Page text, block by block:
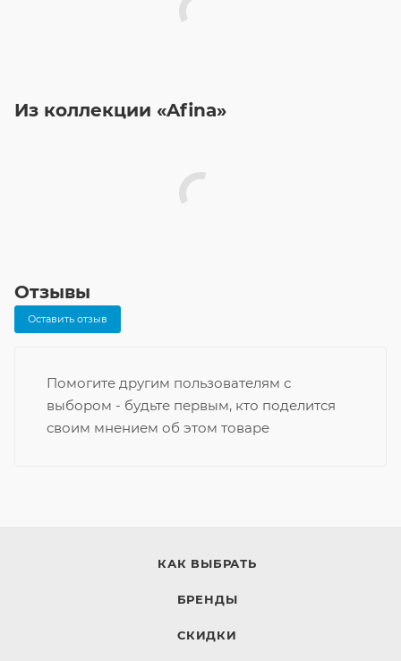
Из коллекции «Afina»
Отзывы
Оставить отзыв
Помогите другим пользователям с
выбором - будьте первым, кто поделится
своим мнением об этом товаре
КАК ВЫБРАТЬ
БРЕНДЫ
СКИДКИ